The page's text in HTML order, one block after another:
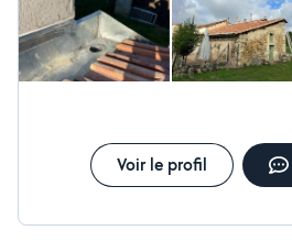
Voir le profil